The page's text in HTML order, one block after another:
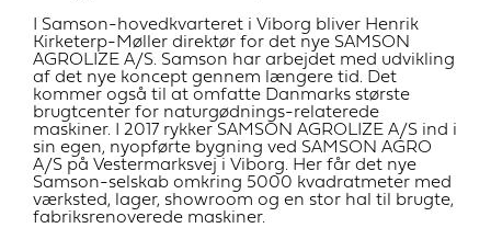
I Samson-hovedkvarteret i Viborg bliver Henrik
Kirketerp-Møller direktør for det nye SAMSON
AGROLIZE A/S. Samson har arbejdet med udvikling
af det nye koncept gennem længere tid. Det
kommer også til at omfatte Danmarks største
brugtcenter for naturgødnings-relaterede
maskiner. I 2017 rykker SAMSON AGROLIZE A/S ind i
sin egen, nyopførte bygning ved SAMSON AGRO
A/S på Vestermarksvej i Viborg. Her får det nye
Samson-selskab omkring 5000 kvadratmeter med
værksted, lager, showroom og en stor hal til brugte,
fabriksrenoverede maskiner.